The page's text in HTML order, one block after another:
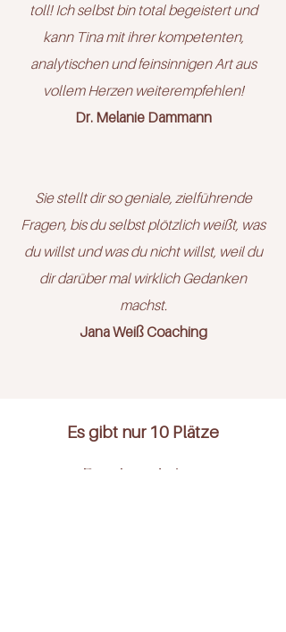
toll! Ich selbst bin total begeistert und
kann Tina mit ihrer kompetenten,
analytischen und feinsinnigen Art aus
vollem Herzen weiterempfehlen!
Dr. Melanie Dammann
Sie stellt dir so geniale, zielführende
Fragen, bis du selbst plötzlich weißt, was
du willst und was du nicht willst, weil du
dir darüber mal wirklich Gedanken
machst.​
Jana Weiß Coaching
Buche deine
Es gibt nur 10 Plätze